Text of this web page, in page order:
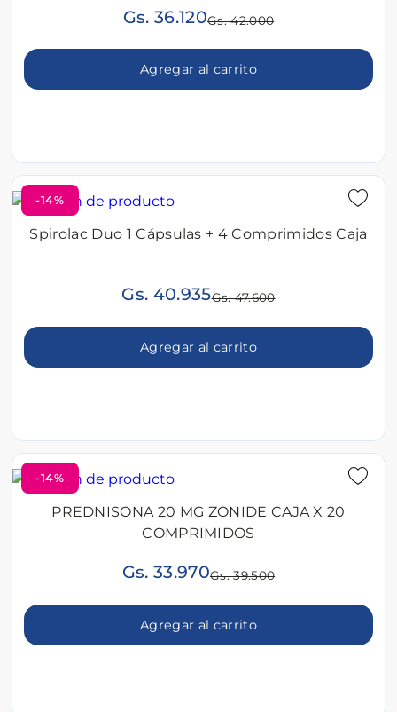
Gs. 36.120Gs. 42.000
Agregar al carrito
-14%
Spirolac Duo 1 Cápsulas + 4 Comprimidos Caja
Gs. 40.935Gs. 47.600
Agregar al carrito
-14%
PREDNISONA 20 MG ZONIDE CAJA X 20
COMPRIMIDOS
Gs. 33.970Gs. 39.500
Agregar al carrito